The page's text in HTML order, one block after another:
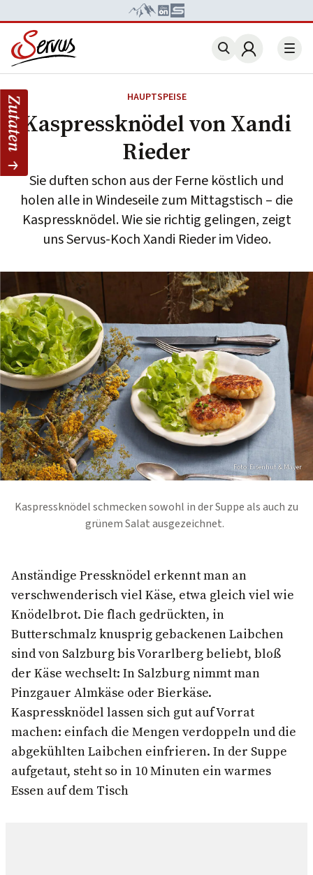
Account
HAUPTSPEISE
Kaspressknödel von Xandi
Rieder
Sie duften schon aus der Ferne köstlich und
holen alle in Windeseile zum Mittagstisch – die
Kaspressknödel. Wie sie richtig gelingen, zeigt
uns Servus-Koch Xandi Rieder im Video.
Foto: Eisenhut & Mayer
Kaspressknödel schmecken sowohl in der Suppe als auch zu
grünem Salat ausgezeichnet.
Anständige Pressknödel erkennt man an
verschwenderisch viel Käse, etwa gleich viel wie
Knödelbrot. Die flach gedrückten, in
Butterschmalz knusprig gebackenen Laibchen
sind von Salzburg bis Vorarlberg beliebt, bloß
der Käse wechselt: In Salzburg nimmt man
Pinzgauer Almkäse oder Bierkäse.
Kaspressknödel lassen sich gut auf Vorrat
machen: einfach die Mengen verdoppeln und die
abgekühlten Laibchen einfrieren. In der Suppe
aufgetaut, steht so in 10 Minuten ein warmes
Essen auf dem Tisch
Zutaten